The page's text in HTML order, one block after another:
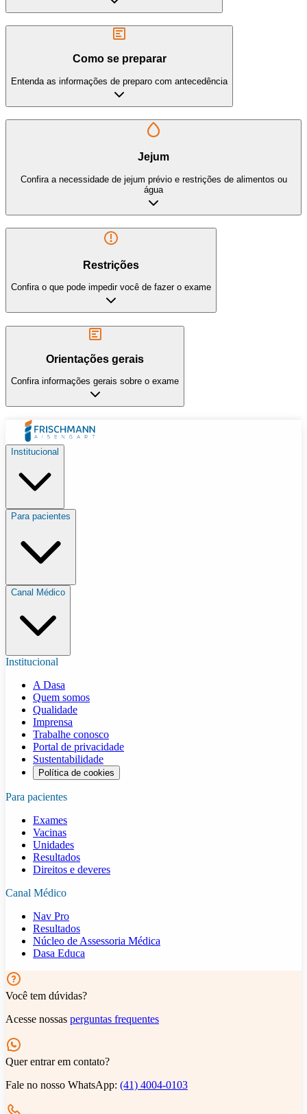
Como se preparar
Entenda as informações de preparo com antecedência
Jejum
Confira a necessidade de jejum prévio e restrições de alimentos ou
água
Restrições
Confira o que pode impedir você de fazer o exame
Orientações gerais
Confira informações gerais sobre o exame
Institucional
Para pacientes
Canal Médico
Institucional
A Dasa
Quem somos
Qualidade
Imprensa
Trabalhe conosco
Portal de privacidade
Sustentabilidade
Política de cookies
Para pacientes
Exames
Vacinas
Unidades
Resultados
Direitos e deveres
Canal Médico
Nav Pro
Resultados
Núcleo de Assessoria Médica
Dasa Educa
Você tem dúvidas?
Acesse nossas perguntas frequentes
Quer entrar em contato?
Fale no nosso WhatsApp: (41) 4004-0103